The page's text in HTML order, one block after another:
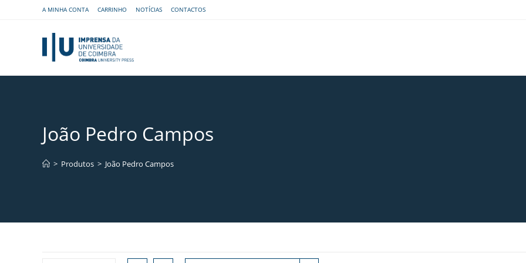
A MINHA CONTA CARRINHO NOTÍCIAS CONTACTOS
João Pedro Campos
> Produtos > João Pedro Campos